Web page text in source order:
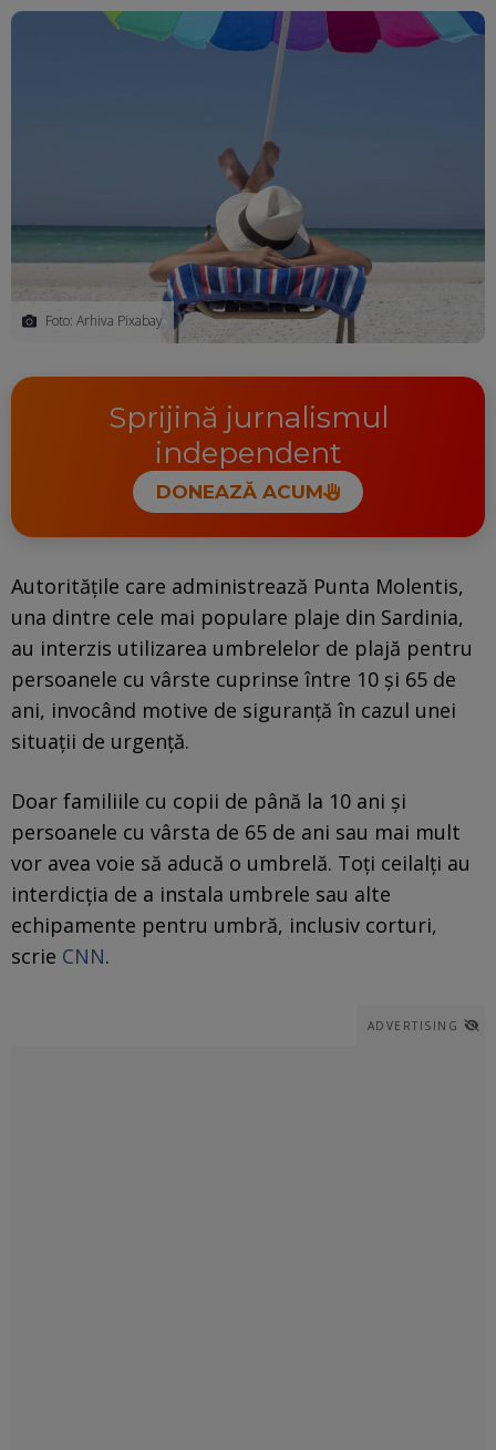
Foto: Arhiva Pixabay
Sprijină jurnalismul
independent
DONEAZĂ ACUM
Autoritățile care administrează Punta Molentis,
una dintre cele mai populare plaje din Sardinia,
au interzis utilizarea umbrelelor de plajă pentru
persoanele cu vârste cuprinse între 10 și 65 de
ani, invocând motive de siguranță în cazul unei
situații de urgență.
Doar familiile cu copii de până la 10 ani și
persoanele cu vârsta de 65 de ani sau mai mult
vor avea voie să aducă o umbrelă. Toți ceilalți au
interdicția de a instala umbrele sau alte
echipamente pentru umbră, inclusiv corturi,
scrie CNN.
ADVERTISING